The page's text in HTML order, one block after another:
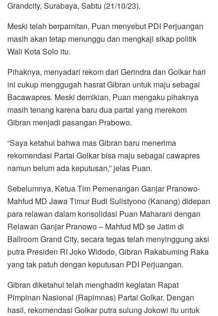
Grandcity, Surabaya, Sabtu (21/10/23).
Meski telah berpamitan, Puan menyebut PDI Perjuangan
masih akan tetap menunggu dan mengkaji sikap politik
Wali Kota Solo itu.
Pihaknya, menyadari rekom dari Gerindra dan Golkar hari
ini cukup menggugah hasrat Gibran untuk maju sebagai
Bacawapres. Meski demikian, Puan mengaku pihaknya
masih tenang karena baru dua partai yang merekom
Gibran menjadi pasangan Prabowo.
“Saya ketahui bahwa mas Gibran baru menerima
rekomendasi Partai Golkar bisa maju sebagai cawapres
namun belum ada keputusan,” jelas Puan.
Sebelumnya, Ketua Tim Pemenangan Ganjar Pranowo-
Mahfud MD Jawa Timur Budi Sulistyono (Kanang) didepan
para relawan dalam konsolidasi Puan Maharani dengan
Relawan Ganjar Pranowo – Mahfud MD se Jatim di
Ballroom Grand City, secara tegas telah menyinggung aksi
putra Presiden RI Joko Widodo, Gibran Rakabuming Raka
yang tak patuh dengan keputusan PDI Perjuangan.
Gibran diketahui telah menghadiri kegiatan Rapat
Pimpinan Nasional (Rapimnas) Partai Golkar. Dengan
hasil, rekomendasi Golkar putra sulung Jokowi itu untuk